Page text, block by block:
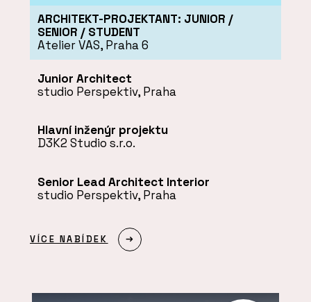
ARCHITEKT-PROJEKTANT: JUNIOR /
SENIOR / STUDENT
Atelier VAS, Praha 6
Junior Architect
studio Perspektiv, Praha
Hlavní inženýr projektu
D3K2 Studio s.r.o.
Senior Lead Architect Interior
studio Perspektiv, Praha
VÍCE NABÍDEK